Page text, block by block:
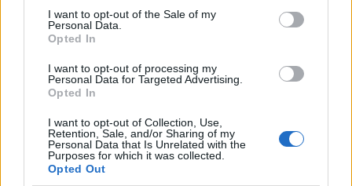
services and may gather and store information including but
not limited to your visit or usage behaviour. You may click to
grant or deny consent to Google and its third-party tags to
consent section.
I want to opt-out of the Sale of my
Personal Data.
Opted In
I want to opt-out of processing my
Personal Data for Targeted Advertising.
Opted In
I want to opt-out of Collection, Use,
Retention, Sale, and/or Sharing of my
Personal Data that Is Unrelated with the
Purposes for which it was collected.
Opted Out
Leggi anche
Viaggi